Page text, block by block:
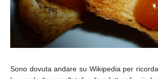
Sono dovuta andare su Wikipedia per